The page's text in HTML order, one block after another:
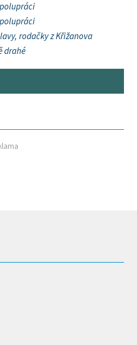
rodačky z Křižanova
drahé